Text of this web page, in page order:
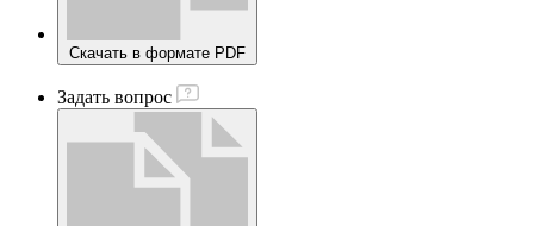
Скачать в формате PDF
Задать вопрос